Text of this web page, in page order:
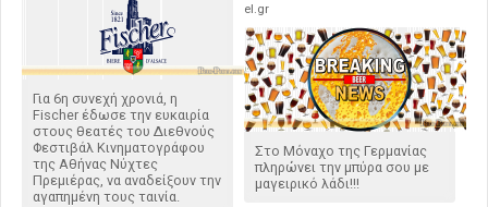
Για 6η συνεχή χρονιά, η
Fischer έδωσε την ευκαιρία
στους θεατές του Διεθνούς
Φεστιβάλ Κινηματογράφου
της Αθήνας Νύχτες
Πρεμιέρας, να αναδείξουν την
αγαπημένη τους ταινία.
el.gr
Στο Μόναχο της Γερμανίας
πληρώνει την μπύρα σου με
μαγειρικό λάδι!!!